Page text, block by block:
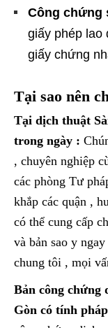
Công chứng
giấy phép lao
giấy chứng
Tại sao nên
Tại dịch thuật
trong ngày :
, chuyên nghiệp
các phòng Tư
khắp các quận ,
có thể cung cấp
và bản sao y
chung tôi , mọi
Bản công chứng
Gòn có tính